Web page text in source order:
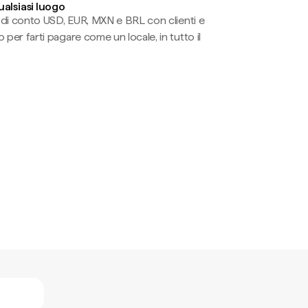
luogo
conto USD, EUR, MXN e BRL con clienti e
farti pagare come un locale, in tutto il